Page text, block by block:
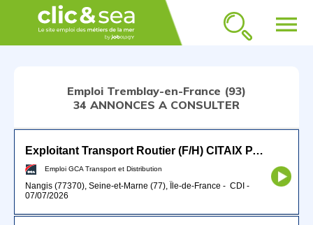
menu
Emploi Tremblay-en-France (93)
34 ANNONCES A CONSULTER
Exploitant Transport Routier (F/H) CITAIX PARIS
Emploi GCA Transport et Distribution
Nangis (77370), Seine-et-Marne (77), Île-de-France - CDI -
07/07/2026